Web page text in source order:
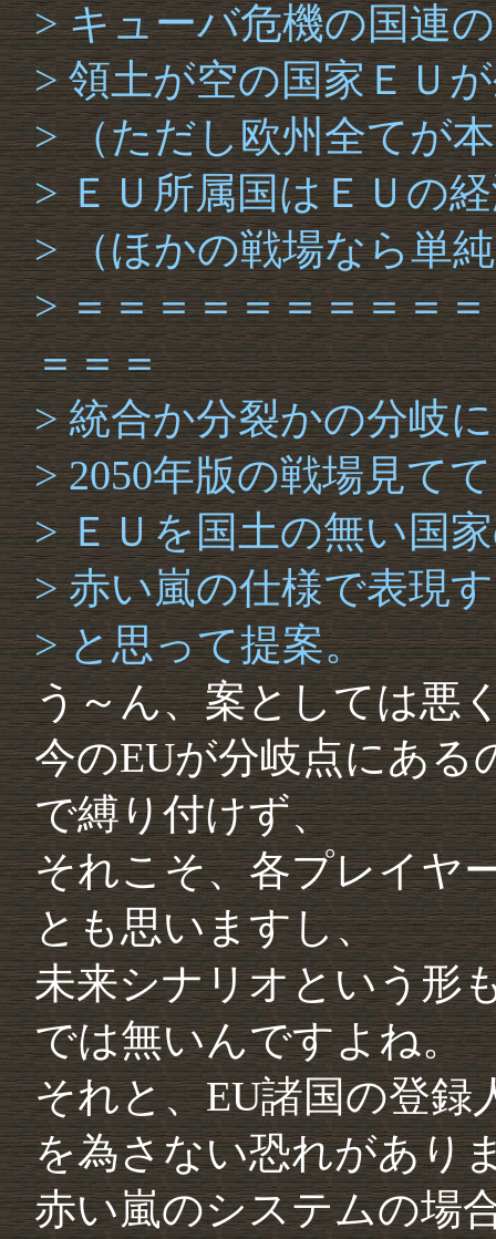
> キューバ危機の国連
> 領土が空の国家ＥＵ
> （ただし欧州全てが
> ＥＵ所属国はＥＵの
> （ほかの戦場なら単
> ＝＝＝＝＝＝＝＝＝
＝＝＝
> 統合か分裂かの分岐
> 2050年版の戦場見て
> ＥＵを国土の無い国
> 赤い嵐の仕様で表現
> と思って提案。
う～ん、案としては悪
今のEUが分岐点にあ
で縛り付けず、
それこそ、各プレイヤ
とも思いますし、
未来シナリオという形
では無いんですよね。
それと、EU諸国の登録
を為さない恐れがあり
赤い嵐のシステムの場